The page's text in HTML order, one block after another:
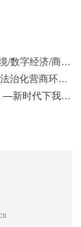
03月14日国脉政务播报（民营企业/营商环境/数字经济/商事制度改革）
国脉智库《营商环境周刊》（第122期）—法治化营商环境视域下我国行政执法公示制度浅析
国脉智库《营商环境周刊》（第六十九期）—新时代下我国营商环境标准体系构建初探